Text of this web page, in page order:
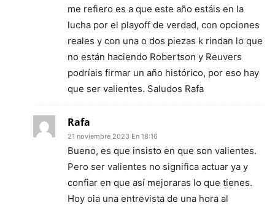
me refiero es a que este año estáis en la
lucha por el playoff de verdad, con opciones
reales y con una o dos piezas k rindan lo que
no están haciendo Robertson y Reuvers
podríais firmar un año histórico, por eso hay
que ser valientes. Saludos Rafa
Rafa
21 noviembre 2023 En 18:16
Bueno, es que insisto en que son valientes.
Pero ser valientes no significa actuar ya y
confiar en que así mejoraras lo que tienes.
Hoy oia una entrevista de una hora al